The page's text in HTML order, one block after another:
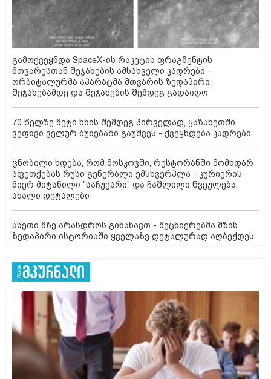
გამოქვეყნდა SpaceX-ის რაკეტის ფრაგმენტის
მთვარესთან შეჯახების ამსახველი კადრები -
ორბიტალურმა აპარატმა მთვარის ზედაპირი
შეჯახებამდე და შეჯახების შემდეგ გადაიღო
70 წელზე მეტი ხნის შემდეგ პირველად, ყაზახეთში
ვეფხვი ველურ ბუნებაში გაუშვეს - ქვეყნდება კადრები
ცნობილი ხდება, რომ მოსკოვში, რესტორანში მომხდარ
აფეთქებას რუსი გენერალი ემსხვერპლა - კურიერის
მიერ მიტანილი "საჩუქარი" და ჩაშლილი წვეულება:
ახალი დეტალები
ასეთი მზე არასდროს გინახავთ - მეცნიერებმა მზის
ზედაპირი ისტორიაში ყველაზე დეტალურად აღბეჭდეს